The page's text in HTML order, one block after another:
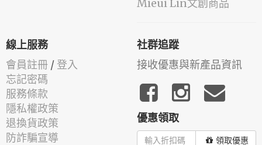
Mieui Lin文創商品
線上服務
會員註冊 / 登入
忘記密碼
服務條款
隱私權政策
退換貨政策
防詐騙宣導
社群追蹤
接收優惠與新產品資訊
優惠領取
領取優惠